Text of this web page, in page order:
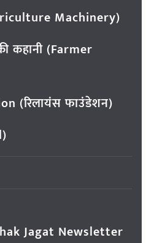
Machinery)
कहानी (Farmer
(रिलायंस फाउंडेशन)
Jagat Newsletter